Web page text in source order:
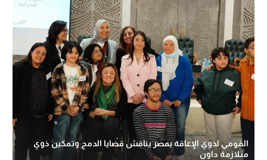
القومي لذوي الإعاقة بمصر يناقش قضايا الدمج وتمكين ذوي
متلازمة داون